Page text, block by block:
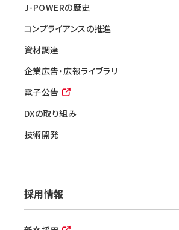
J-POWERの歴史
コンプライアンスの推進
資材調達
企業広告・広報ライブラリ
電子公告
DXの取り組み
技術開発
採用情報